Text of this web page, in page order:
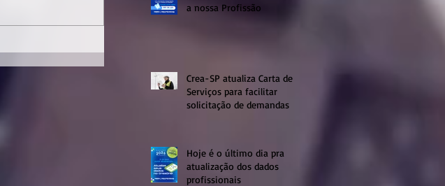
a nossa Profissão
Crea-SP atualiza Carta de
Serviços para facilitar
solicitação de demandas
Hoje é o último dia pra
atualização dos dados
profissionais